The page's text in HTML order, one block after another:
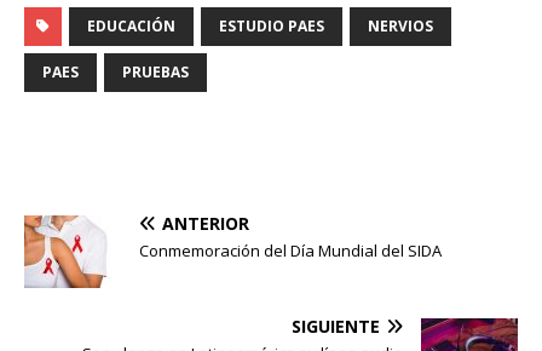
EDUCACIÓN ESTUDIO PAES NERVIOS
PAES PRUEBAS
ANTERIOR
Conmemoración del Día Mundial del SIDA
SIGUIENTE